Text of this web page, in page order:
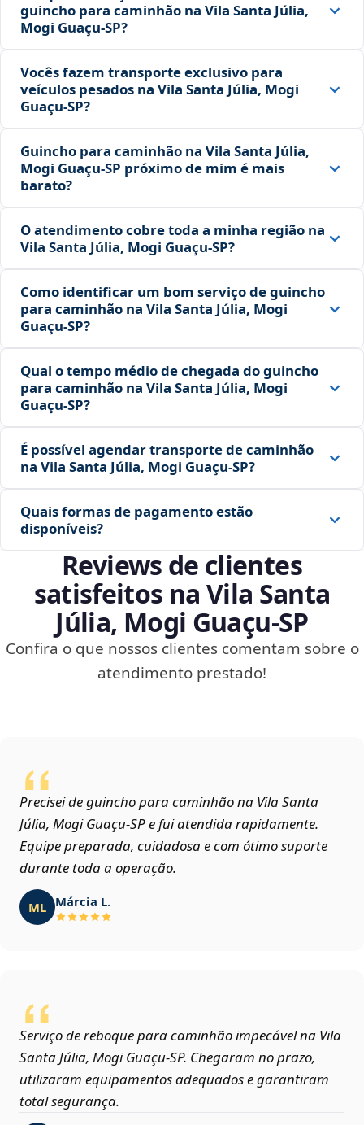
guincho para caminhão na Vila Santa Júlia,
Mogi Guaçu‑SP?
Vocês fazem transporte exclusivo para
veículos pesados na Vila Santa Júlia, Mogi
Guaçu‑SP?
Guincho para caminhão na Vila Santa Júlia,
Mogi Guaçu‑SP próximo de mim é mais
barato?
O atendimento cobre toda a minha região na
Vila Santa Júlia, Mogi Guaçu‑SP?
Como identificar um bom serviço de guincho
para caminhão na Vila Santa Júlia, Mogi
Guaçu‑SP?
Qual o tempo médio de chegada do guincho
para caminhão na Vila Santa Júlia, Mogi
Guaçu‑SP?
É possível agendar transporte de caminhão
na Vila Santa Júlia, Mogi Guaçu‑SP?
Quais formas de pagamento estão
disponíveis?
Reviews de clientes
satisfeitos na Vila Santa
Júlia, Mogi Guaçu‑SP
Confira o que nossos clientes comentam sobre o
atendimento prestado!
Precisei de guincho para caminhão na Vila Santa
Júlia, Mogi Guaçu‑SP e fui atendida rapidamente.
Equipe preparada, cuidadosa e com ótimo suporte
durante toda a operação.
ML Márcia L.
Serviço de reboque para caminhão impecável na Vila
Santa Júlia, Mogi Guaçu‑SP. Chegaram no prazo,
utilizaram equipamentos adequados e garantiram
total segurança.